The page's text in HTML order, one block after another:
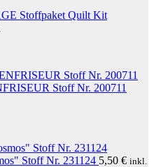
Stoffpaket Quilt Kit
Stoff Nr. 200711
Stoff Nr. 231124 5,50 € inkl.